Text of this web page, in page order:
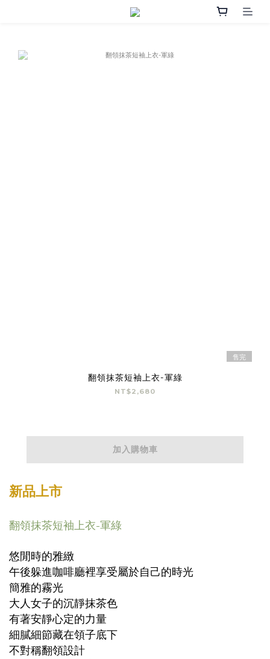
售完
翻領抹茶短袖上衣-軍綠
NT$2,680
加入購物車
新品上市
翻領抹茶短袖上衣-軍綠
悠閒時的雅緻
午後躲進咖啡廳裡享受屬於自己的時光
簡雅的霧光
大人女子的沉靜抹茶色
有著安靜心定的力量
細膩細節藏在領子底下
不對稱翻領設計